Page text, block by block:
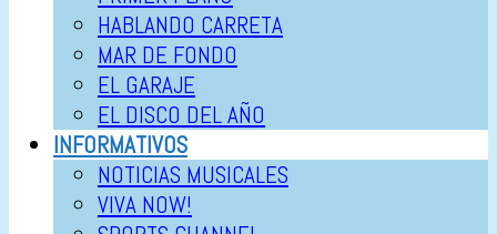
HABLANDO CARRETA
MAR DE FONDO
EL GARAJE
EL DISCO DEL AÑO
INFORMATIVOS
NOTICIAS MUSICALES
VIVA NOW!